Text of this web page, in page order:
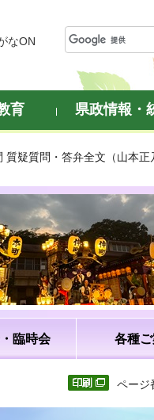
なON
育 県政情報・
疑質問・答弁全文（山本正
臨時会 各種
ページ